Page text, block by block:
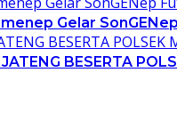
Gelar
BESERTA